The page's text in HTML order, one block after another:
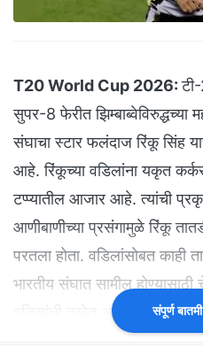
T20 World Cup 2026:
सुपर-8 फेरीत झिम्बाब्वेविरुद्धच्या
संघाचा स्टार फलंदाज रिंकू सिंह
आहे. रिंकूच्या वडिलांना यकृत
टप्प्यातील आजार आहे. त्यांची
आणीबाणीच्या प्रसंगामुळे रिंकू
परतला होता. वडिलांसोबत काही
भारतीय संघात सामील
वडिलांची तब्बेत अजूनही नाजूक
संपूर्ण